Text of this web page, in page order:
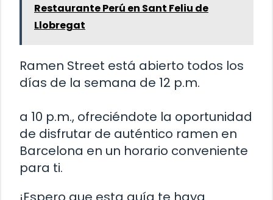
Restaurante Perú en Sant Feliu de
Llobregat
Ramen Street está abierto todos los
días de la semana de 12 p.m.
a 10 p.m., ofreciéndote la oportunidad
de disfrutar de auténtico ramen en
Barcelona en un horario conveniente
para ti.